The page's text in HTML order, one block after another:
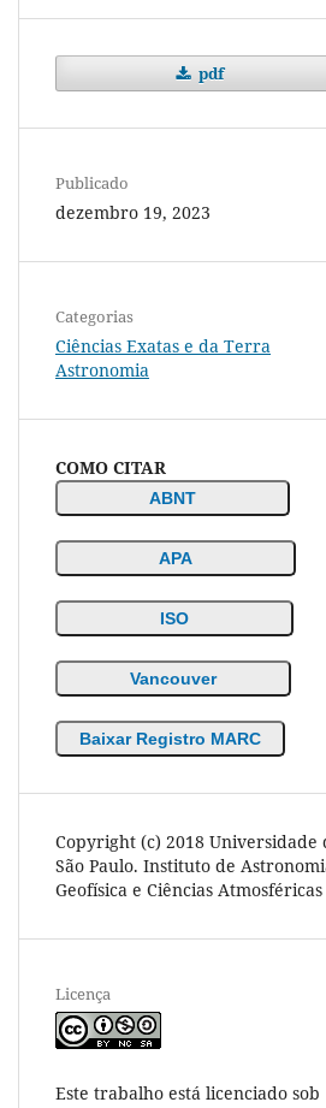
pdf
Publicado
dezembro 19, 2023
Categorias
Ciências Exatas e da Terra
Astronomia
COMO CITAR
ABNT
APA
ISO
Vancouver
Baixar Registro MARC
Copyright (c) 2018 Universidade
São Paulo. Instituto de
Geofísica e Ciências Atmosféricas
Licença
Este trabalho está licenciado sob